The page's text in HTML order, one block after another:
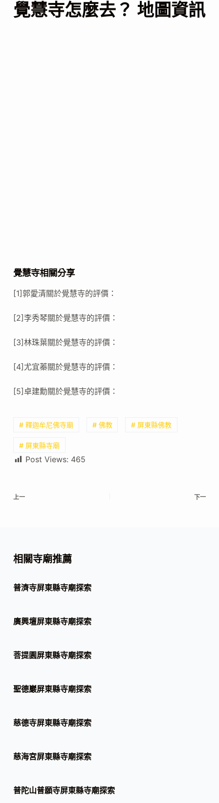
覺慧寺怎麼去？ 地圖資訊
覺慧寺相關分享
[1]郭愛清關於覺慧寺的評價：
[2]李秀琴關於覺慧寺的評價：
[3]林珠葉關於覺慧寺的評價：
[4]尤宜蓁關於覺慧寺的評價：
[5]卓建勳關於覺慧寺的評價：
# 釋迦牟尼佛寺廟 # 佛教 # 屏東縣佛教
# 屏東縣寺廟
Post Views: 465
上一 下一
相關寺廟推薦
普濟寺屏東縣寺廟探索
廣興壇屏東縣寺廟探索
菩提園屏東縣寺廟探索
聖德巖屏東縣寺廟探索
慈德寺屏東縣寺廟探索
慈海宮屏東縣寺廟探索
普陀山普願寺屏東縣寺廟探索